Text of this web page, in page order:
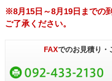
※8月15日～8月19日までの
ご了承ください。
FAXでのお見積り・